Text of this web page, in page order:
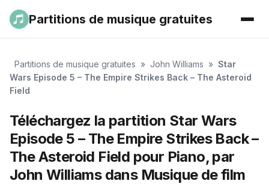
Partitions de musique gratuites
Partitions de musique gratuites » John Williams » Star
Wars Episode 5 – The Empire Strikes Back – The Asteroid
Field
Téléchargez la partition Star Wars
Episode 5 – The Empire Strikes Back –
The Asteroid Field pour Piano, par
John Williams dans Musique de film